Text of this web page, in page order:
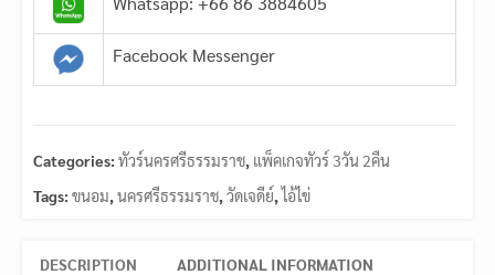
Facebook Messenger
Categories: ทัวร์นครศรีธรรมราช, แพ็คเกจทัวร์ 3วัน 2คืน
Tags: ขนอม,นครศรีธรรมราช,วัดเจดีย์,ไอ้ไข่
DESCRIPTION ADDITIONAL INFORMATION